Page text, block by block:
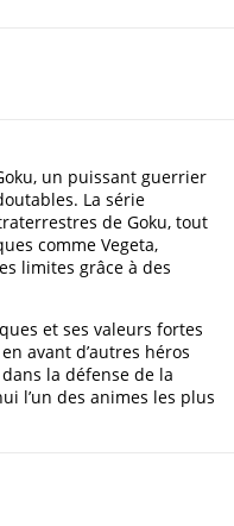
un puissant guerrier
La série
de Goku, tout
comme Vegeta,
limites grâce à des
et ses valeurs fortes
avant d’autres héros
la défense de la
l’un des animes les plus